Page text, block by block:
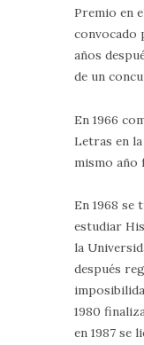
Premio en
convocado
años
de un
En 1966
Letras en
mismo año
En 1968 se
estudiar
la
después
1980
en 1987 se